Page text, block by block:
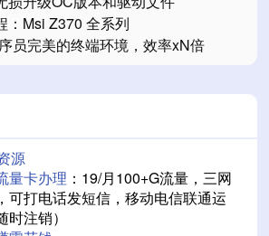
：Msi Z370 全系列
员完美的终端环境，效率xN倍
源
量卡办理 ：19/月100+G流量，三网
可打电话发短信，移动电信联通运
注销）